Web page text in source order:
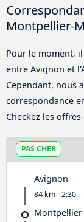
Montpellier-
Pour le moment,
entre Avignon et
Cependant, nous
correspondance
Checkez les offres
PAS CHER
Avignon
84 km - 2:30
Montpellier